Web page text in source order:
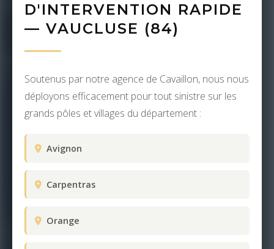
D'INTERVENTION RAPIDE
— VAUCLUSE (84)
Soutenus par notre agence de Cavaillon, nous nous
déployons efficacement pour tout sinistre sur les
grands pôles et villages du département :
Avignon
Carpentras
Orange